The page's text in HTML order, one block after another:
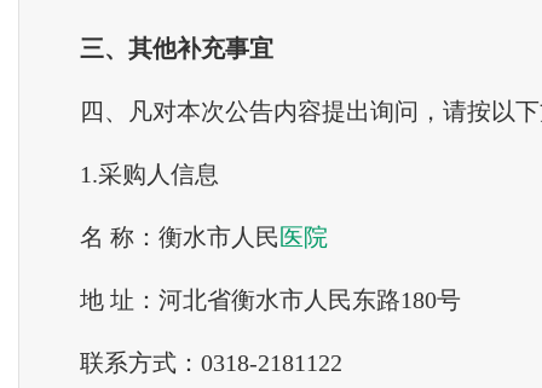
三、其他补充事宜
四、凡对本次公告内容提出询问，请按以下
1.采购人信息
名 称：衡水市人民医院
地 址：河北省衡水市人民东路180号
联系方式：0318-2181122